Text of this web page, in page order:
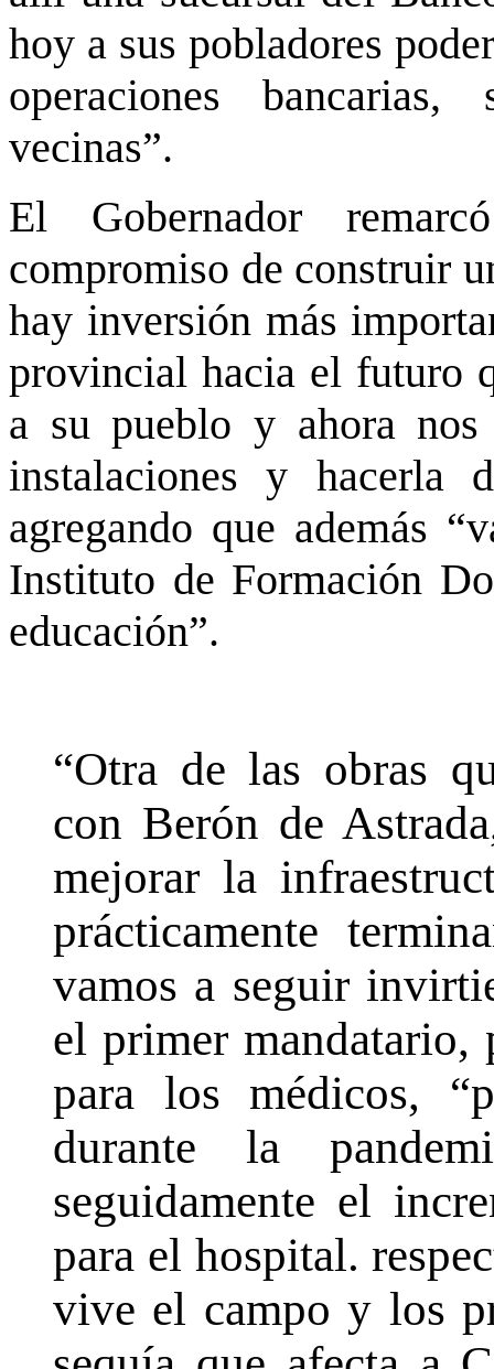
hoy a sus pobladores
operaciones
vecinas”.
El Gobernador
compromiso de construir
hay inversión más
provincial hacia el futuro
a su pueblo y ahora nos
instalaciones y hacerla
agregando que además
Instituto de Formación
educación”.
“Otra de las obras
con Berón de
mejorar la
prácticamente
vamos a seguir
el primer mandatario,
para los médicos,
durante la
seguidamente el
para el hospital.
vive el campo y los